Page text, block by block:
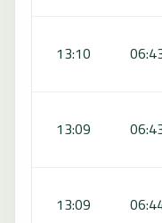
13:10
13:09
13:09